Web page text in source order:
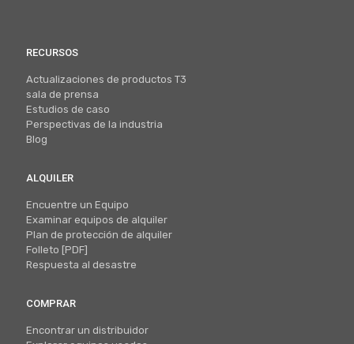
RECURSOS
Actualizaciones de productos T3
sala de prensa
Estudios de caso
Perspectivas de la industria
Blog
ALQUILER
Encuentre un Equipo
Examinar equipos de alquiler
Plan de protección de alquiler
Folleto [PDF]
Respuesta al desastre
COMPRAR
Encontrar un distribuidor